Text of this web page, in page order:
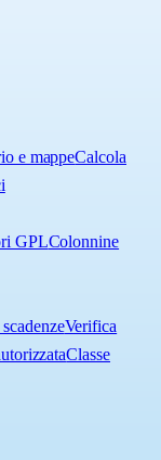
e mappeCalcola
GPLColonnine
Verifica
Classe